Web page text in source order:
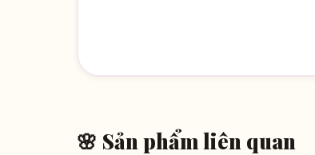
🌸 Sản phẩm liên quan